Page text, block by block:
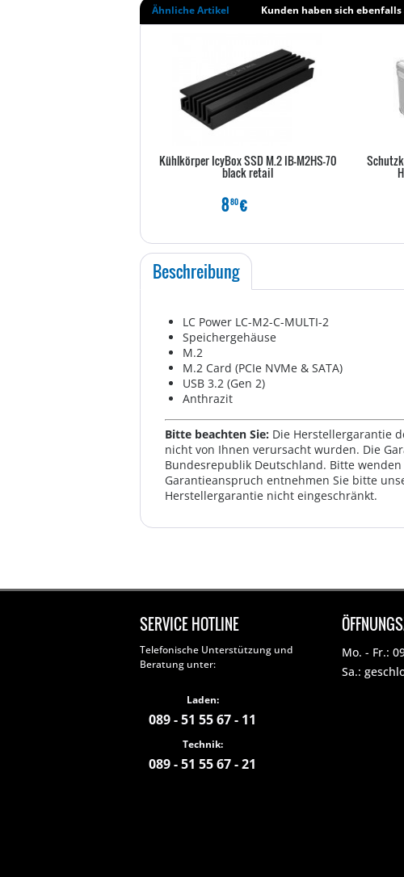
Ähnliche Artikel Kunden haben sich ebenfalls
Kühlkörper IcyBox SSD M.2 IB-M2HS-70
black retail
880€
Beschreibung
LC Power LC-M2-C-MULTI-2
Speichergehäuse
M.2
M.2 Card (PCIe NVMe & SATA)
USB 3.2 (Gen 2)
Anthrazit
Bitte beachten Sie: Die Herstellergarantie
nicht von Ihnen verursacht wurden. Die
Bundesrepublik Deutschland. Bitte
Garantieanspruch entnehmen Sie bitte
Herstellergarantie nicht eingeschränkt.
SERVICE HOTLINE
Telefonische Unterstützung und
Beratung unter:
Laden:
089 - 51 55 67 - 11
Technik:
089 - 51 55 67 - 21
Mo. - Fr.:
Sa.: